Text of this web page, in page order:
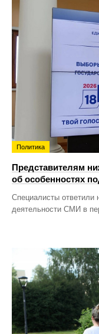
Политика
Представителям
об особенностях
Специалисты ответили
деятельности СМИ в